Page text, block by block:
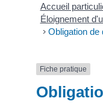
Accueil
Éloignement
> Obligation de
Fiche pratique